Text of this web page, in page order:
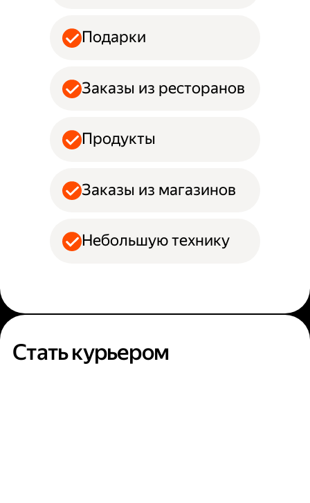
Подарки
Заказы из ресторанов
Продукты
Заказы из магазинов
Небольшую технику
Стать курьером